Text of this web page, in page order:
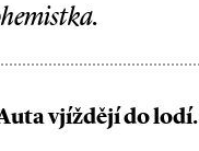
vjíždějí do lodí.